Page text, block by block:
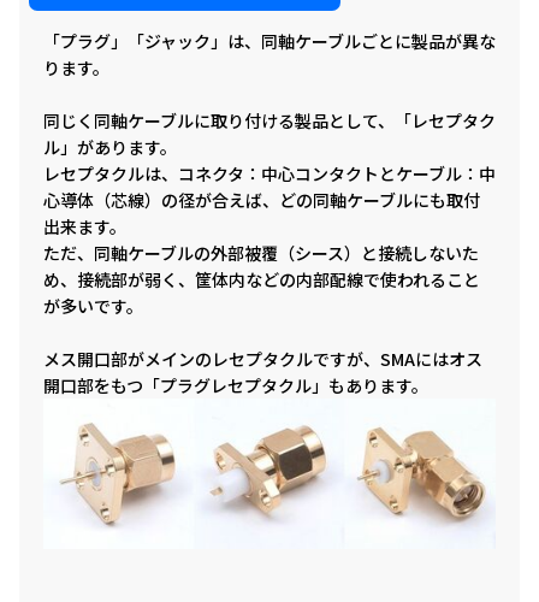
「プラグ」「ジャック」は、同軸ケーブルごとに製品が異な
ります。
同じく同軸ケーブルに取り付ける製品として、「レセプタク
ル」があります。
レセプタクルは、コネクタ：中心コンタクトとケーブル：中
心導体（芯線）の径が合えば、どの同軸ケーブルにも取付
出来ます。
ただ、同軸ケーブルの外部被覆（シース）と接続しないた
め、接続部が弱く、筐体内などの内部配線で使われること
が多いです。
メス開口部がメインのレセプタクルですが、SMAにはオス
開口部をもつ「プラグレセプタクル」もあります。